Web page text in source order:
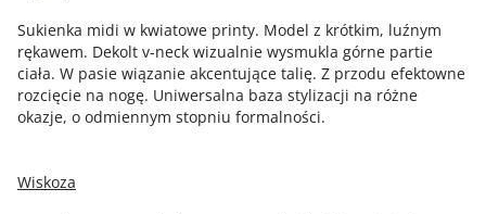
Sukienka midi w kwiatowe printy. Model z krótkim, luźnym
rękawem. Dekolt v-neck wizualnie wysmukla górne partie
ciała. W pasie wiązanie akcentujące talię. Z przodu efektowne
rozcięcie na nogę. Uniwersalna baza stylizacji na różne
okazje, o odmiennym stopniu formalności.
Wiskoza